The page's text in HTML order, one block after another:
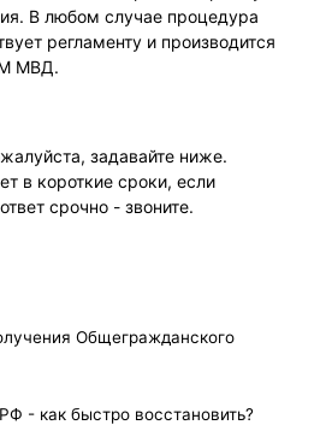
В любом случае процедура
регламенту и производится
МВД.
задавайте ниже.
в короткие сроки, если
срочно - звоните.
Общегражданского
- как быстро восстановить?